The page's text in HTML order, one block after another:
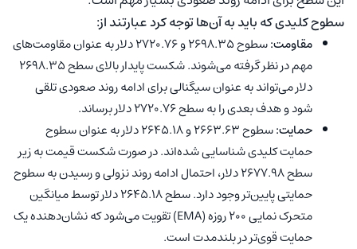
سطوح کلیدی که باید به آن‌ها توجه کرد عبارتند از:
مقاومت:
سطوح 2698.35 و 2720.76 دلار به عنوان مقاومت‌های
مهم در نظر گرفته می‌شوند. شکست پایدار بالای سطح 2698.35
دلار می‌تواند به عنوان سیگنالی برای ادامه روند صعودی تلقی
شود و هدف بعدی را به سطح 2720.76 دلار برساند.
حمایت:
سطوح 2663.63 و 2645.18 دلار به عنوان سطوح
حمایت کلیدی شناسایی شده‌اند. در صورت شکست قیمت به زیر
سطح 2677.98 دلار، احتمال ادامه روند نزولی و رسیدن به سطوح
حمایتی پایین‌تر وجود دارد. سطح 2645.18 دلار توسط میانگین
متحرک نمایی 200 روزه (EMA) تقویت می‌شود که نشان‌دهنده یک
حمایت قوی‌تر در بلندمدت است.